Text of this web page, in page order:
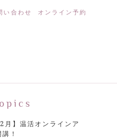
い合わせ オンライン予約
月】温活オンラインア
！